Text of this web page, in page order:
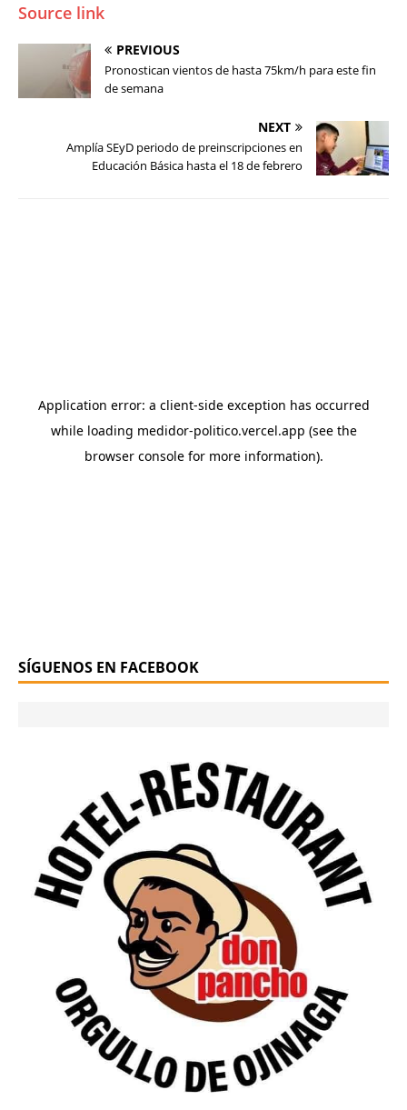
Source link
PREVIOUS
Pronostican vientos de hasta 75km/h para este fin
de semana
NEXT
Amplía SEyD periodo de preinscripciones en
Educación Básica hasta el 18 de febrero
SÍGUENOS EN FACEBOOK